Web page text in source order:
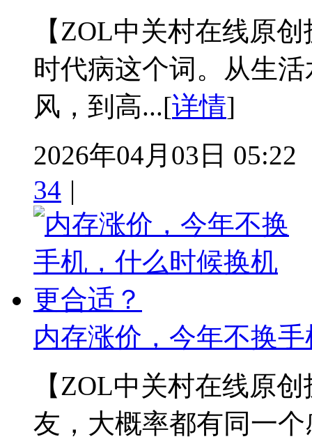
【ZOL中关村在线原
时代病这个词。从生
风，到高...[详情]
2026年04月03日 05:22
34 |
内存涨价，今年不换
【ZOL中关村在线原
友，大概率都有同一